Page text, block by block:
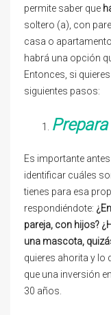
permite saber que
soltero (a), con
casa o
habrá una opción
Entonces, si
siguientes pasos:
Es importante
identificar cuáles
tienes para esa
respondiéndote:
pareja, con hijos?
una mascota,
quieres ahorita y lo
que una inversión
30 años.